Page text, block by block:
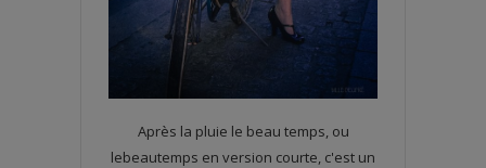
Après la pluie le beau temps, ou
lebeautemps en version courte, c'est un